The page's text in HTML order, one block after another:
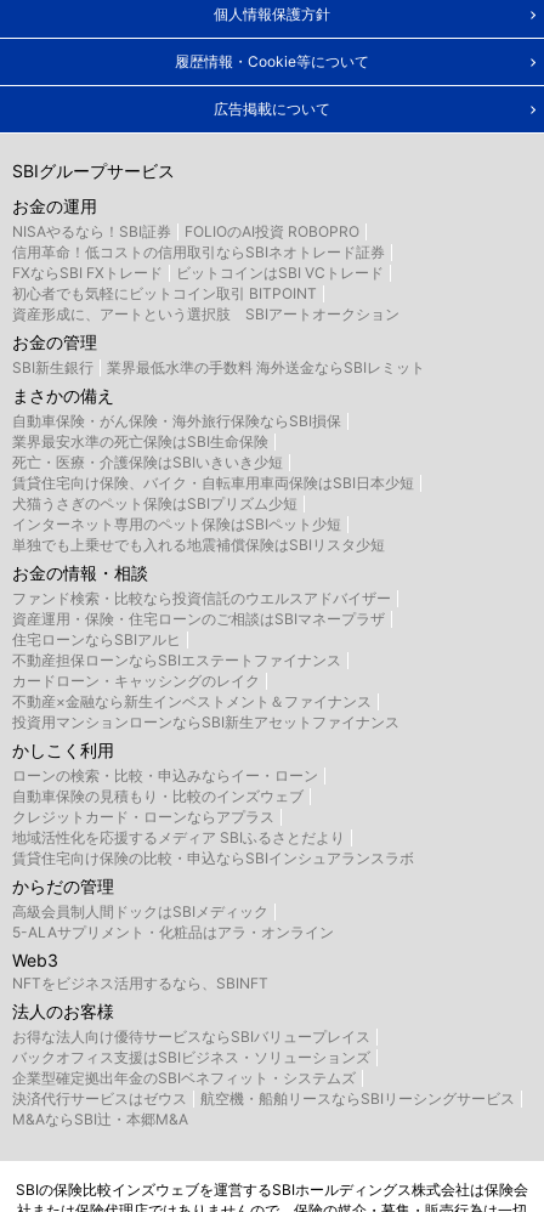
個人情報保護方針
履歴情報・Cookie等について
広告掲載について
SBIグループサービス
お金の運用
NISAやるなら！SBI証券
FOLIOのAI投資 ROBOPRO
信用革命！低コストの信用取引ならSBIネオトレード証券
FXならSBI FXトレード
ビットコインはSBI VCトレード
初心者でも気軽にビットコイン取引 BITPOINT
資産形成に、アートという選択肢 SBIアートオークション
お金の管理
SBI新生銀行 業界最低水準の手数料 海外送金ならSBIレミット
まさかの備え
自動車保険・がん保険・海外旅行保険ならSBI損保
業界最安水準の死亡保険はSBI生命保険
死亡・医療・介護保険はSBIいきいき少短
賃貸住宅向け保険、バイク・自転車用車両保険はSBI日本少短
犬猫うさぎのペット保険はSBIプリズム少短
インターネット専用のペット保険はSBIペット少短
単独でも上乗せでも入れる地震補償保険はSBIリスタ少短
お金の情報・相談
ファンド検索・比較なら投資信託のウエルスアドバイザー
資産運用・保険・住宅ローンのご相談はSBIマネープラザ
住宅ローンならSBIアルヒ
不動産担保ローンならSBIエステートファイナンス
カードローン・キャッシングのレイク
不動産×金融なら新生インベストメント＆ファイナンス
投資用マンションローンならSBI新生アセットファイナンス
かしこく利用
ローンの検索・比較・申込みならイー・ローン
自動車保険の見積もり・比較のインズウェブ
クレジットカード・ローンならアプラス
地域活性化を応援するメディア SBIふるさとだより
賃貸住宅向け保険の比較・申込ならSBIインシュアランスラボ
からだの管理
高級会員制人間ドックはSBIメディック
5-ALAサプリメント・化粧品はアラ・オンライン
Web3
NFTをビジネス活用するなら、SBINFT
法人のお客様
お得な法人向け優待サービスならSBIバリュープレイス
バックオフィス支援はSBIビジネス・ソリューションズ
企業型確定拠出年金のSBIベネフィット・システムズ
決済代行サービスはゼウス
航空機・船舶リースならSBIリーシングサービス
M&AならSBI辻・本郷M&A
SBIの保険比較インズウェブを運営するSBIホールディングス株式会社は保険会